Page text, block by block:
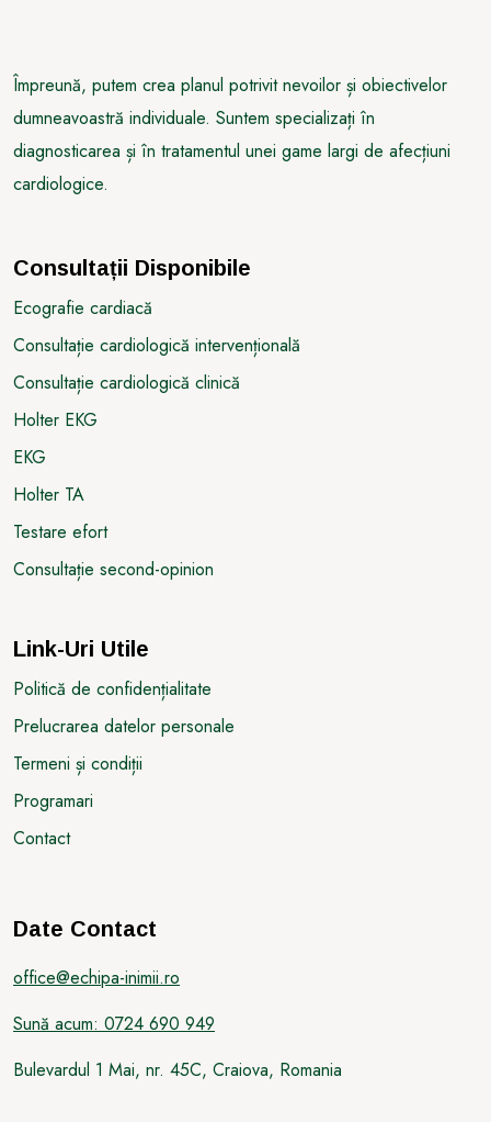
Împreună, putem crea planul potrivit nevoilor și obiectivelor
dumneavoastră individuale. Suntem specializați în
diagnosticarea și în tratamentul unei game largi de afecțiuni
cardiologice.
Consultații Disponibile
Ecografie cardiacă
Consultație cardiologică intervențională
Consultație cardiologică clinică
Holter EKG
EKG
Holter TA
Testare efort
Consultație second-opinion
Link-Uri Utile
Politică de confidențialitate
Prelucrarea datelor personale
Termeni și condiții
Programari
Contact
Date Contact
office@echipa-inimii.ro
Sună acum: 0724 690 949
Bulevardul 1 Mai, nr. 45C, Craiova, Romania